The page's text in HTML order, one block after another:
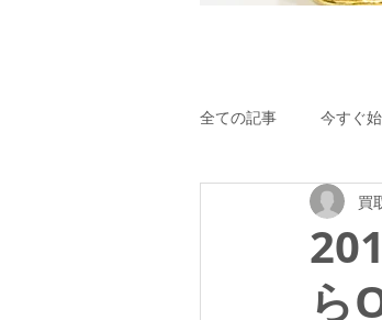
全ての記事 今すぐ
ら
買